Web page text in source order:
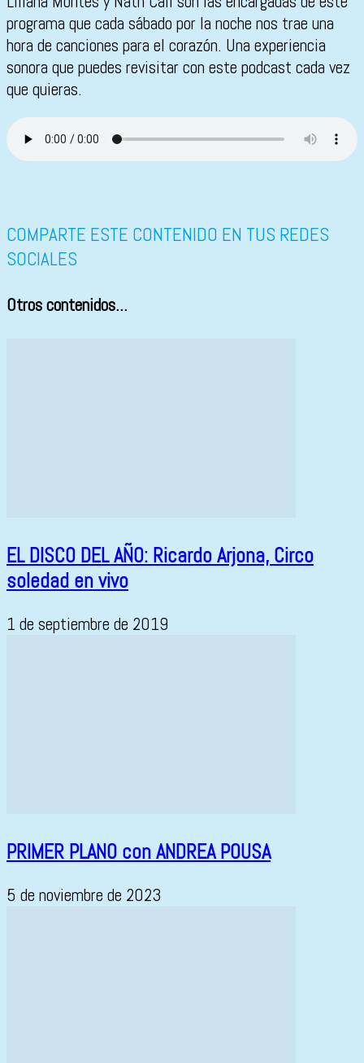
programa que cada sábado por la noche nos trae una
hora de canciones para el corazón. Una experiencia
sonora que puedes revisitar con este podcast cada vez
que quieras.
COMPARTE ESTE CONTENIDO EN TUS REDES
SOCIALES
Otros contenidos...
EL DISCO DEL AÑO: Ricardo Arjona, Circo
soledad en vivo
1 de septiembre de 2019
PRIMER PLANO con ANDREA POUSA
5 de noviembre de 2023